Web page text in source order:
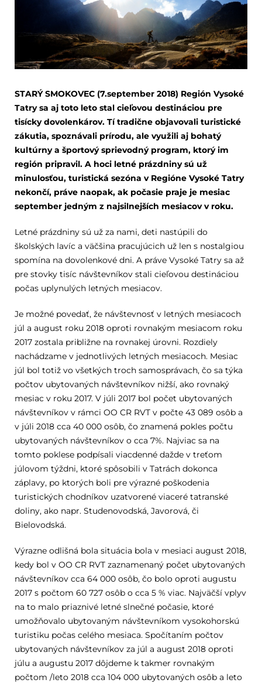
STARÝ SMOKOVEC (7.september 2018) Región Vysoké
Tatry sa aj toto leto stal cieľovou destináciou pre
tisícky dovolenkárov. Tí tradične objavovali turistické
zákutia, spoznávali prírodu, ale využili aj bohatý
kultúrny a športový sprievodný program, ktorý im
región pripravil. A hoci letné prázdniny sú už
minulosťou, turistická sezóna v Regióne Vysoké Tatry
nekončí, práve naopak, ak počasie praje je mesiac
september jedným z najsilnejších mesiacov v roku.
Letné prázdniny sú už za nami, deti nastúpili do
školských lavíc a väčšina pracujúcich už len s nostalgiou
spomína na dovolenkové dni. A práve Vysoké Tatry sa až
pre stovky tisíc návštevníkov stali cieľovou destináciou
počas uplynulých letných mesiacov.
Je možné povedať, že návštevnosť v letných mesiacoch
júl a august roku 2018 oproti rovnakým mesiacom roku
2017 zostala približne na rovnakej úrovni. Rozdiely
nachádzame v jednotlivých letných mesiacoch. Mesiac
júl bol totiž vo všetkých troch samosprávach, čo sa týka
počtov ubytovaných návštevníkov nižší, ako rovnaký
mesiac v roku 2017. V júli 2017 bol počet ubytovaných
návštevníkov v rámci OO CR RVT v počte 43 089 osôb a
v júli 2018 cca 40 000 osôb, čo znamená pokles počtu
ubytovaných návštevníkov o cca 7%. Najviac sa na
tomto poklese podpísali viacdenné dažde v treťom
júlovom týždni, ktoré spôsobili v Tatrách dokonca
záplavy, po ktorých boli pre výrazné poškodenia
turistických chodníkov uzatvorené viaceré tatranské
doliny, ako napr. Studenovodská, Javorová, či
Bielovodská.
Výrazne odlišná bola situácia bola v mesiaci august 2018,
kedy bol v OO CR RVT zaznamenaný počet ubytovaných
návštevníkov cca 64 000 osôb, čo bolo oproti augustu
2017 s počtom 60 727 osôb o cca 5 % viac. Najväčší vplyv
na to malo priaznivé letné slnečné počasie, ktoré
umožňovalo ubytovaným návštevníkom vysokohorskú
turistiku počas celého mesiaca. Spočítaním počtov
ubytovaných návštevníkov za júl a august 2018 oproti
júlu a augustu 2017 dôjdeme k takmer rovnakým
počtom /leto 2018 cca 104 000 ubytovaných osôb a leto